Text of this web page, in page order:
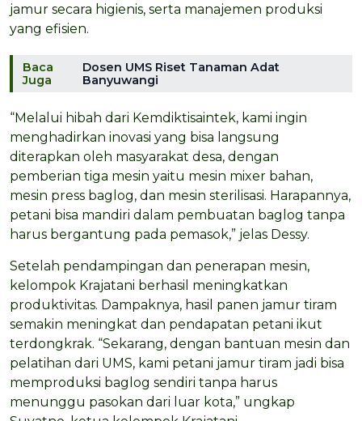
jamur secara higienis, serta manajemen produksi
yang efisien.
Baca
Juga
Dosen UMS Riset Tanaman Adat
Banyuwangi
“Melalui hibah dari Kemdiktisaintek, kami ingin
menghadirkan inovasi yang bisa langsung
diterapkan oleh masyarakat desa, dengan
pemberian tiga mesin yaitu mesin mixer bahan,
mesin press baglog, dan mesin sterilisasi. Harapannya,
petani bisa mandiri dalam pembuatan baglog tanpa
harus bergantung pada pemasok,” jelas Dessy.
Setelah pendampingan dan penerapan mesin,
kelompok Krajatani berhasil meningkatkan
produktivitas. Dampaknya, hasil panen jamur tiram
semakin meningkat dan pendapatan petani ikut
terdongkrak. “Sekarang, dengan bantuan mesin dan
pelatihan dari UMS, kami petani jamur tiram jadi bisa
memproduksi baglog sendiri tanpa harus
menunggu pasokan dari luar kota,” ungkap